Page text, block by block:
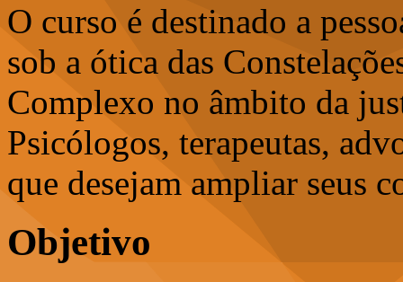
O curso é destinado a
sob a ótica das
Complexo no âmbito da
Psicólogos, terapeutas,
que desejam ampliar seus
Objetivo